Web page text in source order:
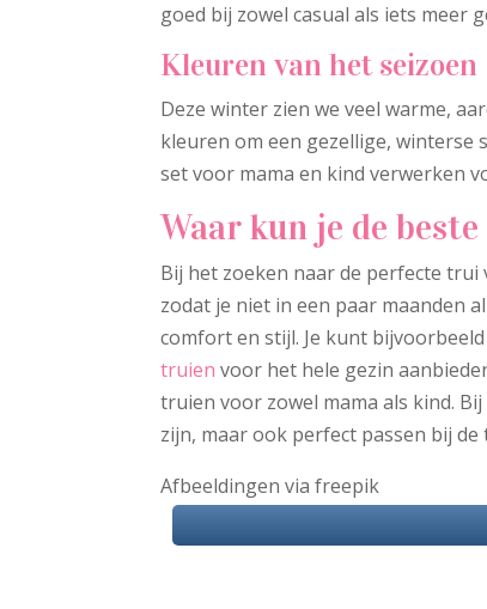
goed bij zowel casual als iets meer
Kleuren van het seizoen
Deze winter zien we veel warme,
kleuren om een gezellige,
set voor mama en kind verwerken
Waar kun je de
Bij het zoeken naar de perfecte
zodat je niet in een paar maanden
comfort en stijl. Je kunt
truien voor het hele gezin
truien voor zowel mama als kind.
zijn, maar ook perfect passen bij de
Afbeeldingen via freepik